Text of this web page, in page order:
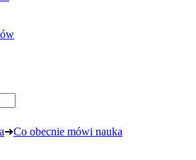
➜Co obecnie mówi nauka